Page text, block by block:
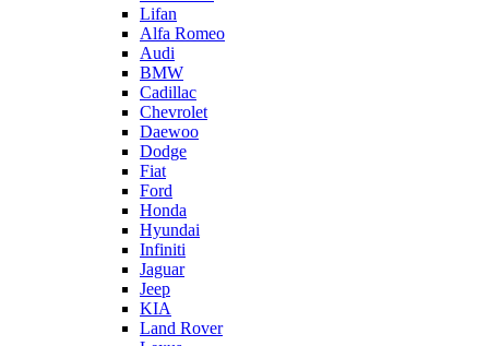
Lifan
Alfa Romeo
Audi
BMW
Cadillac
Chevrolet
Daewoo
Dodge
Fiat
Ford
Honda
Hyundai
Infiniti
Jaguar
Jeep
KIA
Land Rover